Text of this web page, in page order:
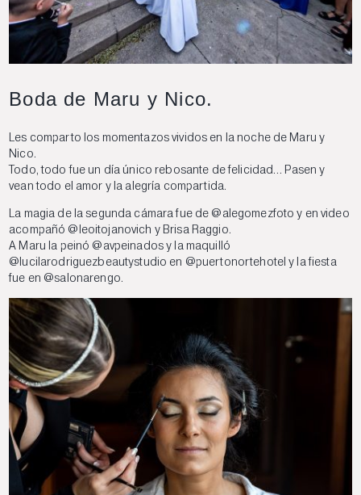
Boda de Maru y Nico.
Les comparto los momentazos vividos en la noche de Maru y
Nico.
Todo, todo fue un día único rebosante de felicidad… Pasen y
vean todo el amor y la alegría compartida.
La magia de la segunda cámara fue de @alegomezfoto y en video
acompañó @leoitojanovich y Brisa Raggio.
A Maru la peinó @avpeinadosy la maquilló
@lucilarodriguezbeautystudio en @puertonortehotel y la fiesta
fue en @salonarengo.